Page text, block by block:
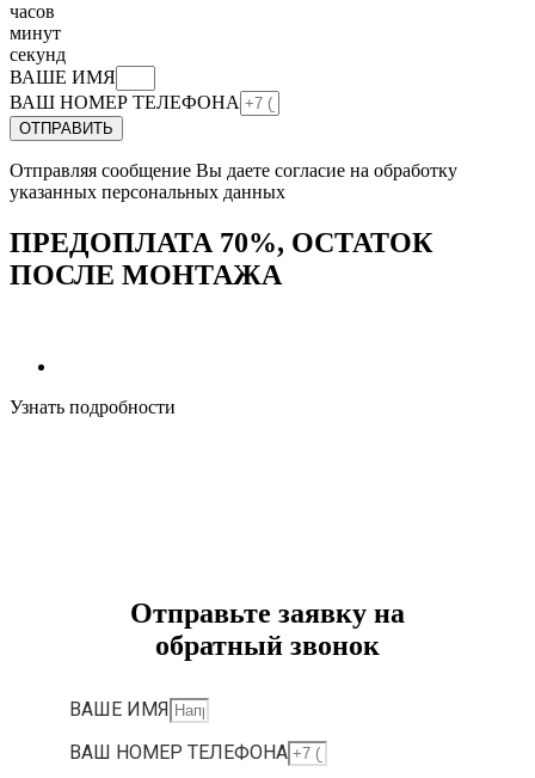
часов
минут
секунд
ВАШЕ ИМЯ
ВАШ НОМЕР ТЕЛЕФОНА
ОТПРАВИТЬ
Отправляя сообщение Вы даете согласие на обработку
указанных персональных данных
ПРЕДОПЛАТА 70%, ОСТАТОК
ПОСЛЕ МОНТАЖА
Узнать подробности
Отправьте заявку на
обратный звонок
ВАШЕ ИМЯ
ВАШ НОМЕР ТЕЛЕФОНА